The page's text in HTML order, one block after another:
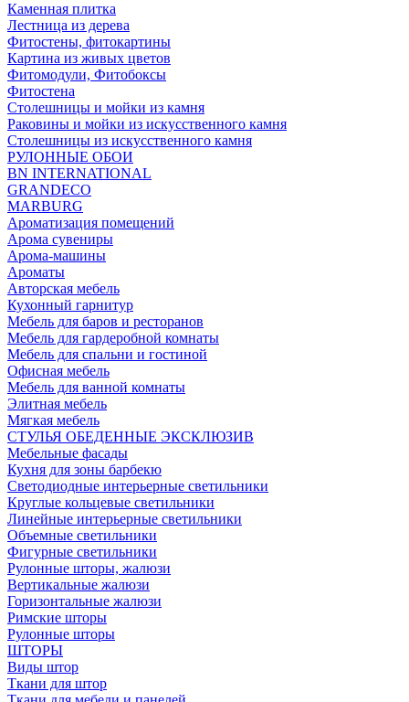
Каменная плитка
Лестница из дерева
Фитостены, фитокартины
Картина из живых цветов
Фитомодули, Фитобоксы
Фитостена
Столешницы и мойки из камня
Раковины и мойки из искусственного камня
Столешницы из искусственного камня
РУЛОННЫЕ ОБОИ
BN INTERNATIONAL
GRANDECO
MARBURG
Ароматизация помещений
Арома сувениры
Арома-машины
Ароматы
Авторская мебель
Кухонный гарнитур
Мебель для баров и ресторанов
Мебель для гардеробной комнаты
Мебель для спальни и гостиной
Офисная мебель
Мебель для ванной комнаты
Элитная мебель
Мягкая мебель
СТУЛЬЯ ОБЕДЕННЫЕ ЭКСКЛЮЗИВ
Мебельные фасады
Кухня для зоны барбекю
Светодиодные интерьерные светильники
Круглые кольцевые светильники
Линейные интерьерные светильники
Объемные светильники
Фигурные светильники
Рулонные шторы, жалюзи
Вертикальные жалюзи
Горизонтальные жалюзи
Римские шторы
Рулонные шторы
ШТОРЫ
Виды штор
Ткани для штор